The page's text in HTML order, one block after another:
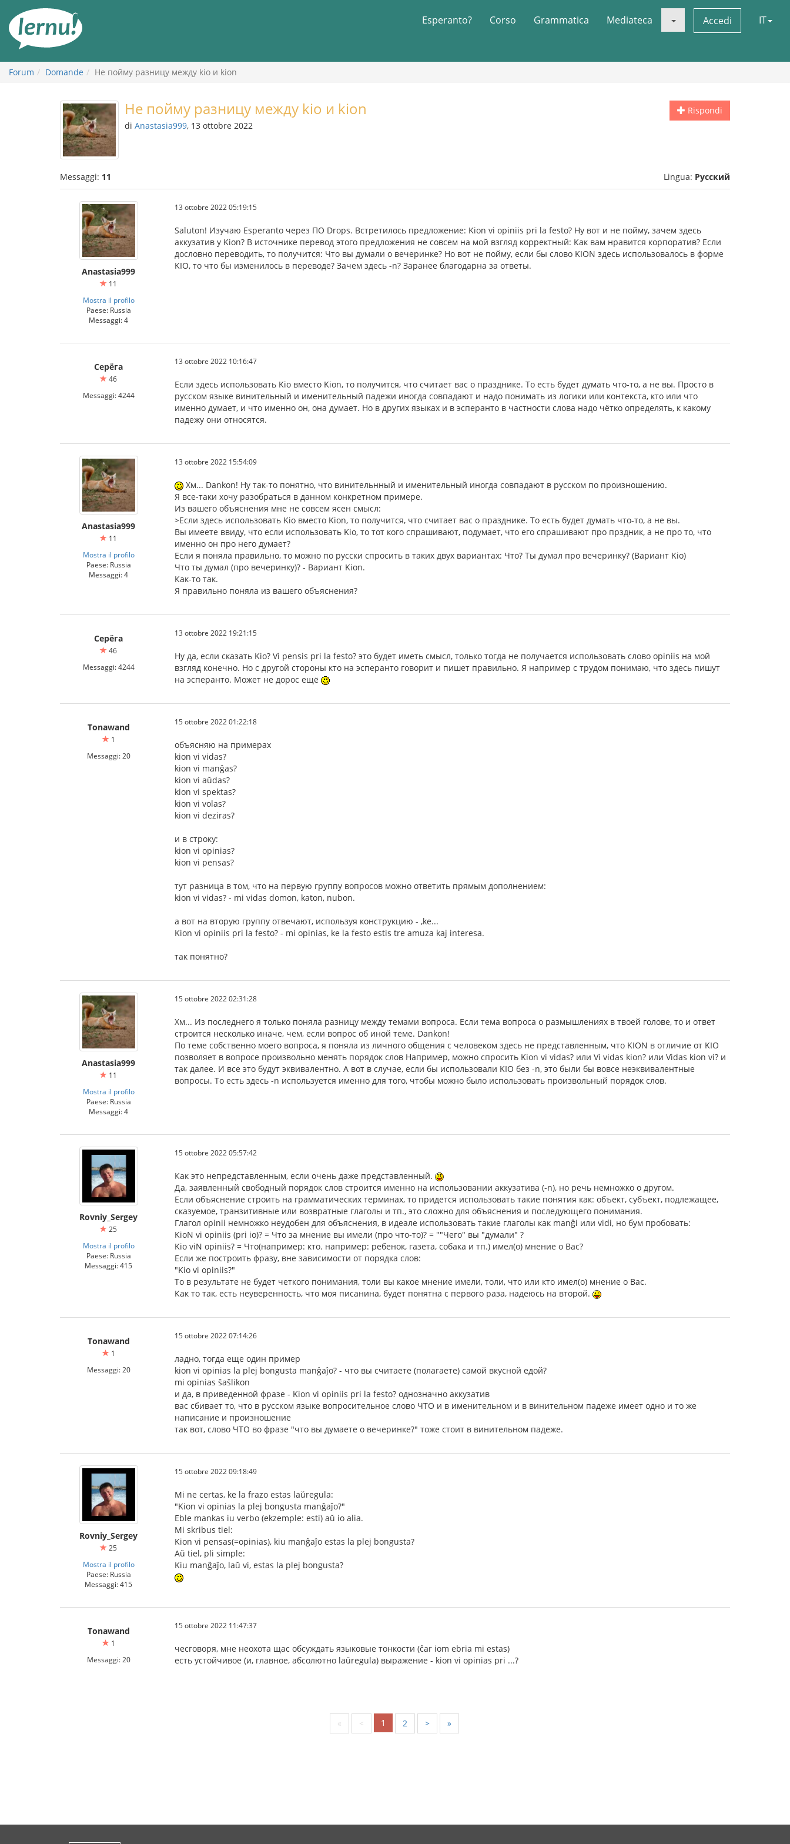
all’indice
Esperanto? Corso Grammatica Mediateca Accedi IT
Forum Domande Не пойму разницу между kio и kion
Rispondi
Не пойму разницу между kio и kion
di Anastasia999, 13 ottobre 2022
Messaggi: 11 Lingua: Русский
Anastasia999
11
Mostra il profilo
Paese: Russia
Messaggi: 4
13 ottobre 2022 05:19:15
Saluton! Изучаю Esperanto через ПО Drops. Встретилось предложение: Kion vi opiniis pri la festo? Ну вот и не пойму, зачем здесь
аккузатив у Kion? В источнике перевод этого предложения не совсем на мой взгляд корректный: Как вам нравится корпоратив? Если
дословно переводить, то получится: Что вы думали о вечеринке? Но вот не пойму, если бы слово KION здесь использовалось в форме
KIO, то что бы изменилось в переводе? Зачем здесь -n? Заранее благодарна за ответы.
Серёга
46
Messaggi: 4244
13 ottobre 2022 10:16:47
Если здесь использовать Kio вместо Kion, то получится, что считает вас о празднике. То есть будет думать что-то, а не вы. Просто в
русском языке винительный и именительный падежи иногда совпадают и надо понимать из логики или контекста, кто или что
именно думает, и что именно он, она думает. Но в других языках и в эсперанто в частности слова надо чётко определять, к какому
падежу они относятся.
Anastasia999
11
Mostra il profilo
Paese: Russia
Messaggi: 4
13 ottobre 2022 15:54:09
Хм... Dankon! Ну так-то понятно, что винительнный и именительный иногда совпадают в русском по произношению.
Я все-таки хочу разобраться в данном конкретном примере.
Из вашего объяснения мне не совсем ясен смысл:
>Если здесь использовать Kio вместо Kion, то получится, что считает вас о празднике. То есть будет думать что-то, а не вы.
Вы имеете ввиду, что если использовать Kio, то тот кого спрашивают, подумает, что его спрашивают про прздник, а не про то, что
именно он про него думает?
Если я поняла правильно, то можно по русски спросить в таких двух вариантах: Что? Ты думал про вечеринку? (Вариант Kio)
Что ты думал (про вечеринку)? - Вариант Kion.
Как-то так.
Я правильно поняла из вашего объяснения?
Серёга
46
Messaggi: 4244
13 ottobre 2022 19:21:15
Ну да, если сказать Kio? Vi pensis pri la festo? это будет иметь смысл, только тогда не получается использовать слово opiniis на мой
взгляд конечно. Но с другой стороны кто на эсперанто говорит и пишет правильно. Я например с трудом понимаю, что здесь пишут
на эсперанто. Может не дорос ещё
Tonawand
1
Messaggi: 20
15 ottobre 2022 01:22:18
объясняю на примерах
kion vi vidas?
kion vi manĝas?
kion vi aŭdas?
kion vi spektas?
kion vi volas?
kion vi deziras?
и в строку:
kion vi opinias?
kion vi pensas?
тут разница в том, что на первую группу вопросов можно ответить прямым дополнением:
kion vi vidas? - mi vidas domon, katon, nubon.
а вот на вторую группу отвечают, используя конструкцию - ,ke...
Kion vi opiniis pri la festo? - mi opinias, ke la festo estis tre amuza kaj interesa.
так понятно?
Anastasia999
11
Mostra il profilo
Paese: Russia
Messaggi: 4
15 ottobre 2022 02:31:28
Хм... Из последнего я только поняла разницу между темами вопроса. Если тема вопроса о размышлениях в твоей голове, то и ответ
строится несколько иначе, чем, если вопрос об иной теме. Dankon!
По теме собственно моего вопроса, я поняла из личного общения с человеком здесь не представленным, что KION в отличие от KIO
позволяет в вопросе произвольно менять порядок слов Например, можно спросить Kion vi vidas? или Vi vidas kion? или Vidas kion vi? и
так далее. И все это будут эквивалентно. А вот в случае, если бы использовали KIO без -n, это были бы вовсе неэквивалентные
вопросы. То есть здесь -n используется именно для того, чтобы можно было использовать произвольный порядок слов.
Rovniy_Sergey
25
Mostra il profilo
Paese: Russia
Messaggi: 415
15 ottobre 2022 05:57:42
Как это непредставленным, если очень даже представленный.
Да, заявленный свободный порядок слов строится именно на использовании аккузатива (-n), но речь немножко о другом.
Если объяснение строить на грамматических терминах, то придется использовать такие понятия как: объект, субъект, подлежащее,
сказуемое, транзитивные или возвратные глаголы и тп., это сложно для объяснения и последующего понимания.
Глагол opinii немножко неудобен для объяснения, в идеале использовать такие глаголы как manĝi или vidi, но бум пробовать:
KioN vi opiniis (pri io)? = Что за мнение вы имели (про что-то)? = ""Чего" вы "думали" ?
Kio viN opiniis? = Что(например: кто. например: ребенок, газета, собака и тп.) имел(о) мнение о Вас?
Если же построить фразу, вне зависимости от порядка слов:
"Kio vi opiniis?"
То в результате не будет четкого понимания, толи вы какое мнение имели, толи, что или кто имел(о) мнение о Вас.
Как то так, есть неуверенность, что моя писанина, будет понятна с первого раза, надеюсь на второй.
Tonawand
1
Messaggi: 20
15 ottobre 2022 07:14:26
ладно, тогда еще один пример
kion vi opinias la plej bongusta manĝaĵo? - что вы считаете (полагаете) самой вкусной едой?
mi opinias ŝaŝlikon
и да, в приведенной фразе - Kion vi opiniis pri la festo? однозначно аккузатив
вас сбивает то, что в русском языке вопросительное слово ЧТО и в именительном и в винительном падеже имеет одно и то же
написание и произношение
так вот, слово ЧТО во фразе "что вы думаете о вечеринке?" тоже стоит в винительном падеже.
Rovniy_Sergey
25
Mostra il profilo
Paese: Russia
Messaggi: 415
15 ottobre 2022 09:18:49
Mi ne certas, ke la frazo estas laŭregula:
"Kion vi opinias la plej bongusta manĝaĵo?"
Eble mankas iu verbo (ekzemple: esti) aŭ io alia.
Mi skribus tiel:
Kion vi pensas(=opinias), kiu manĝaĵo estas la plej bongusta?
Aŭ tiel, pli simple:
Kiu manĝaĵo, laŭ vi, estas la plej bongusta?
Tonawand
1
Messaggi: 20
15 ottobre 2022 11:47:37
чесговоря, мне неохота щас обсуждать языковые тонкости (ĉar iom ebria mi estas)
есть устойчивое (и, главное, абсолютно laŭregula) выражение - kion vi opinias pri ...?
« < 1 2 > »